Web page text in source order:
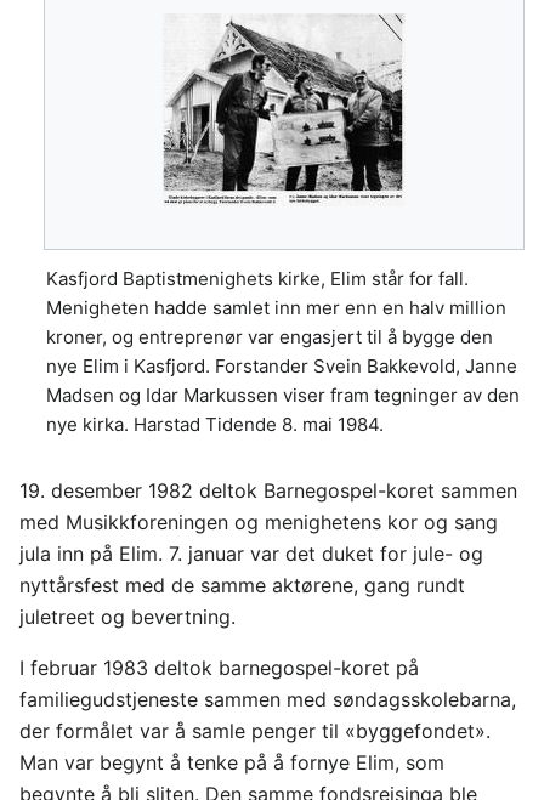
Kasfjord Baptistmenighets kirke, Elim står for fall.
Menigheten hadde samlet inn mer enn en halv million
kroner, og entreprenør var engasjert til å bygge den
nye Elim i Kasfjord. Forstander Svein Bakkevold, Janne
Madsen og Idar Markussen viser fram tegninger av den
nye kirka. Harstad Tidende 8. mai 1984.
19. desember 1982 deltok Barnegospel-koret sammen
med Musikkforeningen og menighetens kor og sang
jula inn på Elim. 7. januar var det duket for jule- og
nyttårsfest med de samme aktørene, gang rundt
juletreet og bevertning.
I februar 1983 deltok barnegospel-koret på
familiegudstjeneste sammen med søndagsskolebarna,
der formålet var å samle penger til «byggefondet».
Man var begynt å tenke på å fornye Elim, som
begynte å bli sliten. Den samme fondsreisinga ble